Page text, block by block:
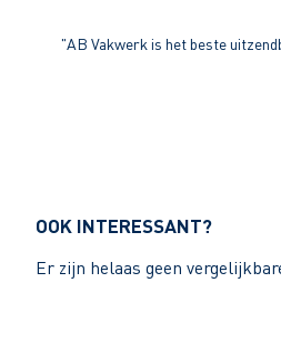
"AB Vakwerk is het beste
OOK INTERESSANT?
Er zijn helaas geen